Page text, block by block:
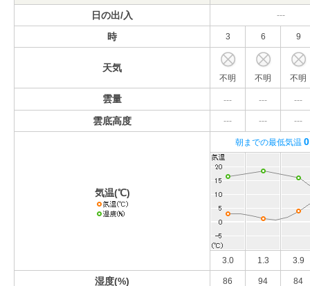
日の出/入 ---
時 3 6 9
天気
不明 不明 不明
雲量 --- --- ---
雲底高度 --- --- ---
気温(℃)
朝までの最低気温
3.0 1.3 3.9
湿度(%) 86 94 84